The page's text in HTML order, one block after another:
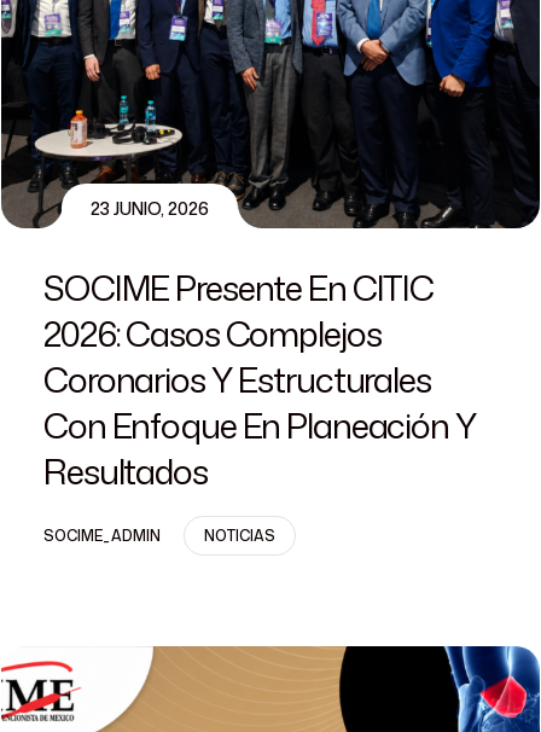
23 JUNIO, 2026
SOCIME Presente En CITIC
2026: Casos Complejos
Coronarios Y Estructurales
Con Enfoque En Planeación Y
Resultados
SOCIME_ADMIN NOTICIAS